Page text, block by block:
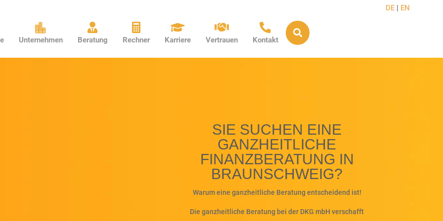
DE | EN

Unternehmen

Beratung

Rechner

Karriere

Vertrauen

Kontakt

SIE SUCHEN EINE
GANZHEITLICHE
FINANZBERATUNG IN
BRAUNSCHWEIG?
Warum eine ganzheitliche Beratung entscheidend ist!
Die ganzheitliche Beratung bei der DKG mbH verschafft